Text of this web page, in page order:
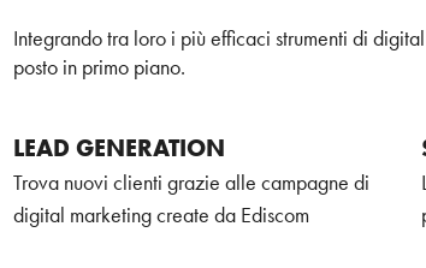
Integrando tra loro i più efficaci strumenti di
posto in primo piano.
LEAD GENERATION
Trova nuovi clienti grazie alle campagne di
digital marketing create da Ediscom